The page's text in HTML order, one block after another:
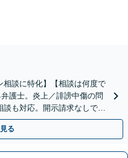
相談に特化】【相談は何度で
護士。炎上／誹謗中傷の問
も対応。開示請求なしで本
る